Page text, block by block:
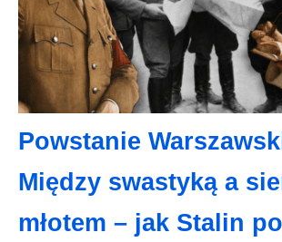
Powstanie
Między swastyką a
młotem – jak Stalin